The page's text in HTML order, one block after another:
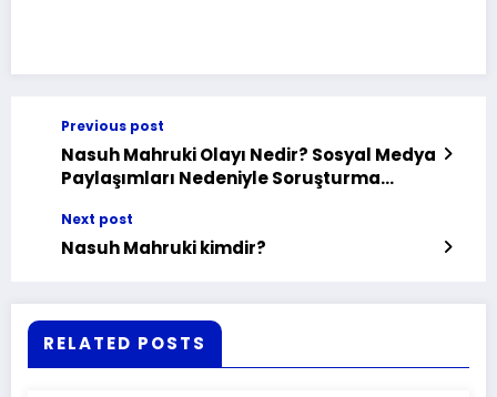
Previous post
Nasuh Mahruki Olayı Nedir? Sosyal Medya
Paylaşımları Nedeniyle Soruşturma
Next post
Nasuh Mahruki kimdir?
RELATED POSTS